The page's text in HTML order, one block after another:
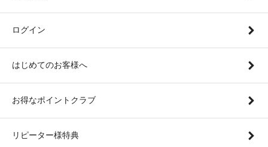
ログイン
はじめてのお客様へ
お得なポイントクラブ
リピーター様特典